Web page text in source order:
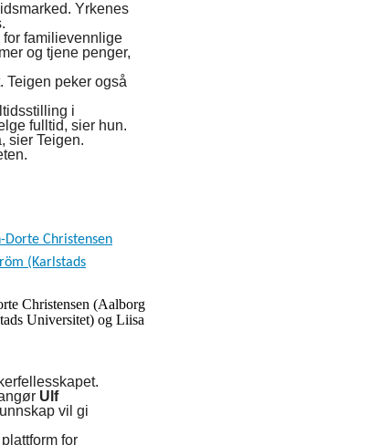
Yrkenes
for familievennlige
og tjene penger,
Teigen peker også
i
fulltid, sier hun.
sier Teigen.
Christensen (Aalborg
Universitet) og Liisa
Ulf
vil gi
for